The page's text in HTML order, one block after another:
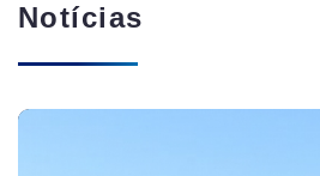
Notícias